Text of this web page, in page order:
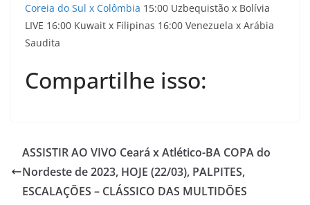
Coreia do Sul x Colômbia 15:00 Uzbequistão x Bolívia
LIVE 16:00 Kuwait x Filipinas 16:00 Venezuela x Arábia
Saudita
Compartilhe isso:
ASSISTIR AO VIVO Ceará x Atlético-BA COPA do
Nordeste de 2023, HOJE (22/03), PALPITES,
ESCALAÇÕES – CLÁSSICO DAS MULTIDÕES